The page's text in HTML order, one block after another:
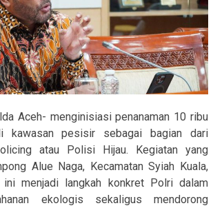
Aceh- menginisiasi penanaman 10 ribu
kawasan pesisir sebagai bagian dari
atau Polisi Hijau. Kegiatan yang
Alue Naga, Kecamatan Syiah Kuala,
menjadi langkah konkret Polri dalam
ekologis sekaligus mendorong